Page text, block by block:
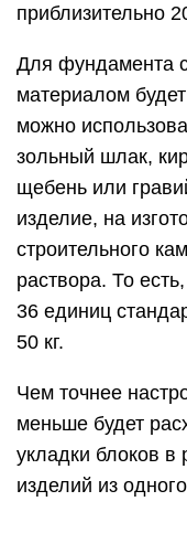
приблизительно
Для фундамента
материалом
можно
зольный шлак,
щебень или
изделие, на
строительного
раствора. То
36 единиц
50 кг.
Чем точнее
меньше будет
укладки блоков в
изделий из